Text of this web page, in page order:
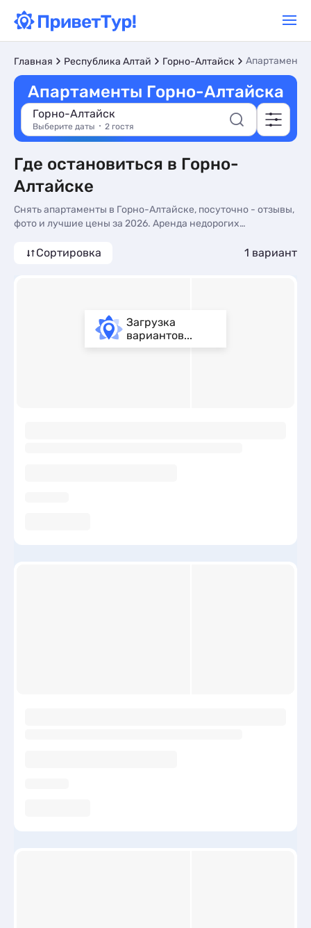
Главная Республика Алтай Горно-Алтайск Апартаменты
Апартаменты Горно-Алтайска
Горно-Алтайск
Выберите даты 2 гостя
Где остановиться в Горно-
Алтайске
Снять апартаменты в Горно-Алтайске, посуточно - отзывы,
фото и лучшие цены за 2026. Аренда недорогих
более 10 вариантов, от 5015 руб, номера с трансфером
Сортировка 1 вариант
Загрузка
вариантов...